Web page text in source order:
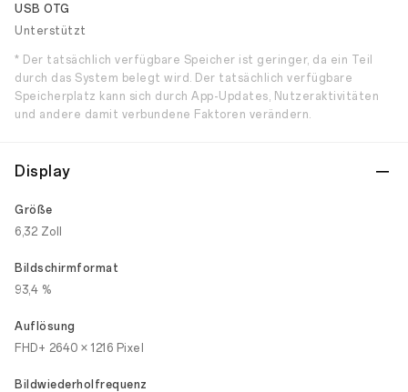
USB OTG
Unterstützt
* Der tatsächlich verfügbare Speicher ist geringer, da ein Teil
durch das System belegt wird. Der tatsächlich verfügbare
Speicherplatz kann sich durch App-Updates, Nutzeraktivitäten
und andere damit verbundene Faktoren verändern.
Display
Größe
6,32 Zoll
Bildschirmformat
93,4 %
Auflösung
FHD+ 2640 × 1216 Pixel
Bildwiederholfrequenz